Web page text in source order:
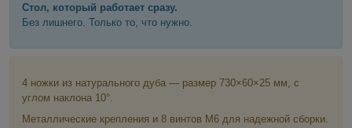
Стол, который работает сразу.
Без лишнего. Только то, что нужно.
4 ножки из натурального дуба — размер 730×60×25 мм, с
углом наклона 10°.
Металлические крепления и 8 винтов М6 для надежной сборки.